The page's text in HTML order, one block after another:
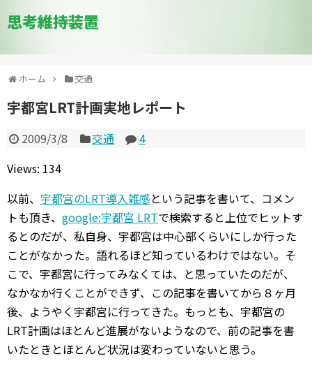
思考維持装置
ホーム 交通
宇都宮LRT計画実地レポート
2009/3/8 交通
4
Views: 134
以前、 宇都宮のLRT導入雑感という記事を書いて、コメン
トも頂き、 google:宇都宮 LRTで検索すると上位でヒットす
るとのだが、私自身、宇都宮は中心部くらいにしか行った
ことがなかった。語れるほど知っているわけではない。そ
こで、宇都宮に行ってみなくては、と思っていたのだが、
なかなか行くことができず、この記事を書いてから８ヶ月
後、ようやく宇都宮に行ってきた。もっとも、宇都宮の
LRT計画はほとんど進展がないようなので、前の記事を書
いたときとほとんど状況は変わっていないと思う。